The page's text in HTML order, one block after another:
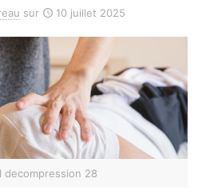
sur 10 juillet 2025
decompression 28